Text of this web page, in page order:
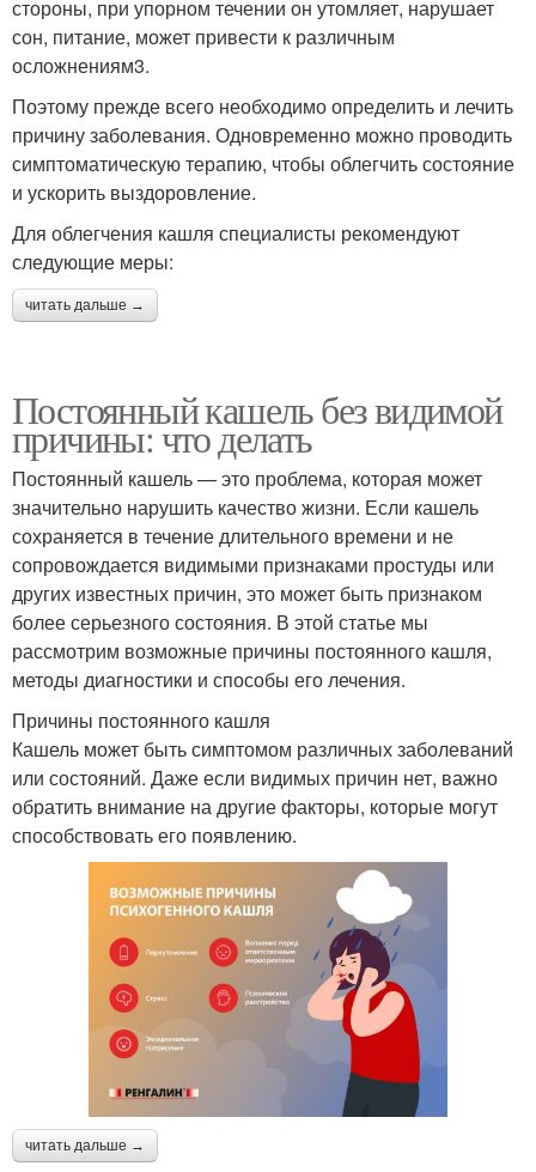
стороны, при упорном течении он утомляет, нарушает
сон, питание, может привести к различным
осложнениям3.
Поэтому прежде всего необходимо определить и лечить
причину заболевания. Одновременно можно проводить
симптоматическую терапию, чтобы облегчить состояние
и ускорить выздоровление.
Для облегчения кашля специалисты рекомендуют
следующие меры:
читать дальше →
Постоянный кашель без видимой
причины: что делать
Постоянный кашель — это проблема, которая может
значительно нарушить качество жизни. Если кашель
сохраняется в течение длительного времени и не
сопровождается видимыми признаками простуды или
других известных причин, это может быть признаком
более серьезного состояния. В этой статье мы
рассмотрим возможные причины постоянного кашля,
методы диагностики и способы его лечения.
Причины постоянного кашля
Кашель может быть симптомом различных заболеваний
или состояний. Даже если видимых причин нет, важно
обратить внимание на другие факторы, которые могут
способствовать его появлению.
читать дальше →